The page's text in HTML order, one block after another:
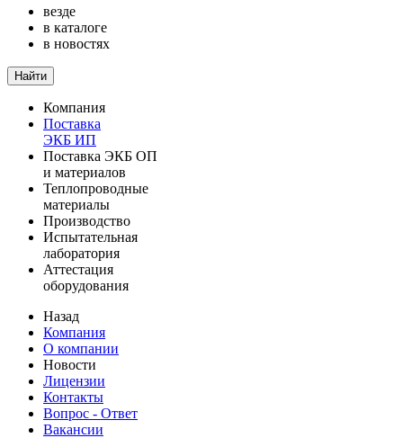
везде
в каталоге
в новостях
Найти
Компания
Поставка
ЭКБ ИП
Поставка ЭКБ ОП
и материалов
Теплопроводные
материалы
Производство
Испытательная
лаборатория
Аттестация
оборудования
Назад
Компания
О компании
Новости
Лицензии
Контакты
Вопрос - Ответ
Вакансии